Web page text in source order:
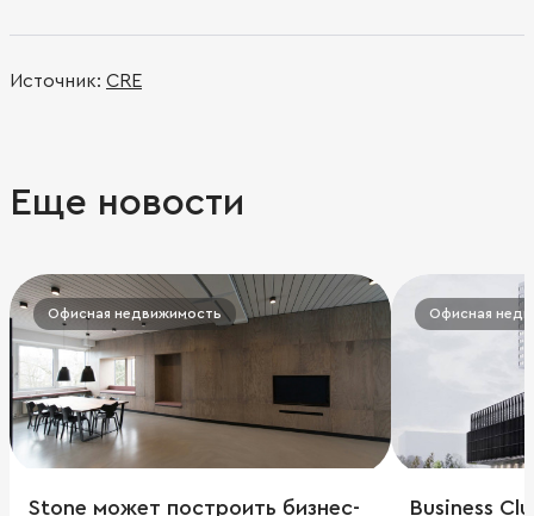
Источник: CRE
Еще новости
Офисная недвижимость
Stone может построить бизнес-
Офисная
Business